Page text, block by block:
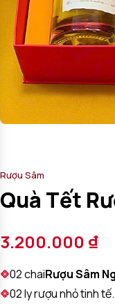
Rượu Sâm
Quà Tết
3.200.000 ₫
02 chaiRượu Sâm
02 ly rượu nhỏ tinh tế.